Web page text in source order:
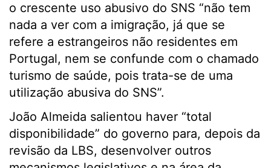
o crescente uso abusivo do SNS “não tem
nada a ver com a imigração, já que se
refere a estrangeiros não residentes em
Portugal, nem se confunde com o chamado
turismo de saúde, pois trata-se de uma
utilização abusiva do SNS”.
João Almeida salientou haver “total
disponibilidade” do governo para, depois da
revisão da LBS, desenvolver outros